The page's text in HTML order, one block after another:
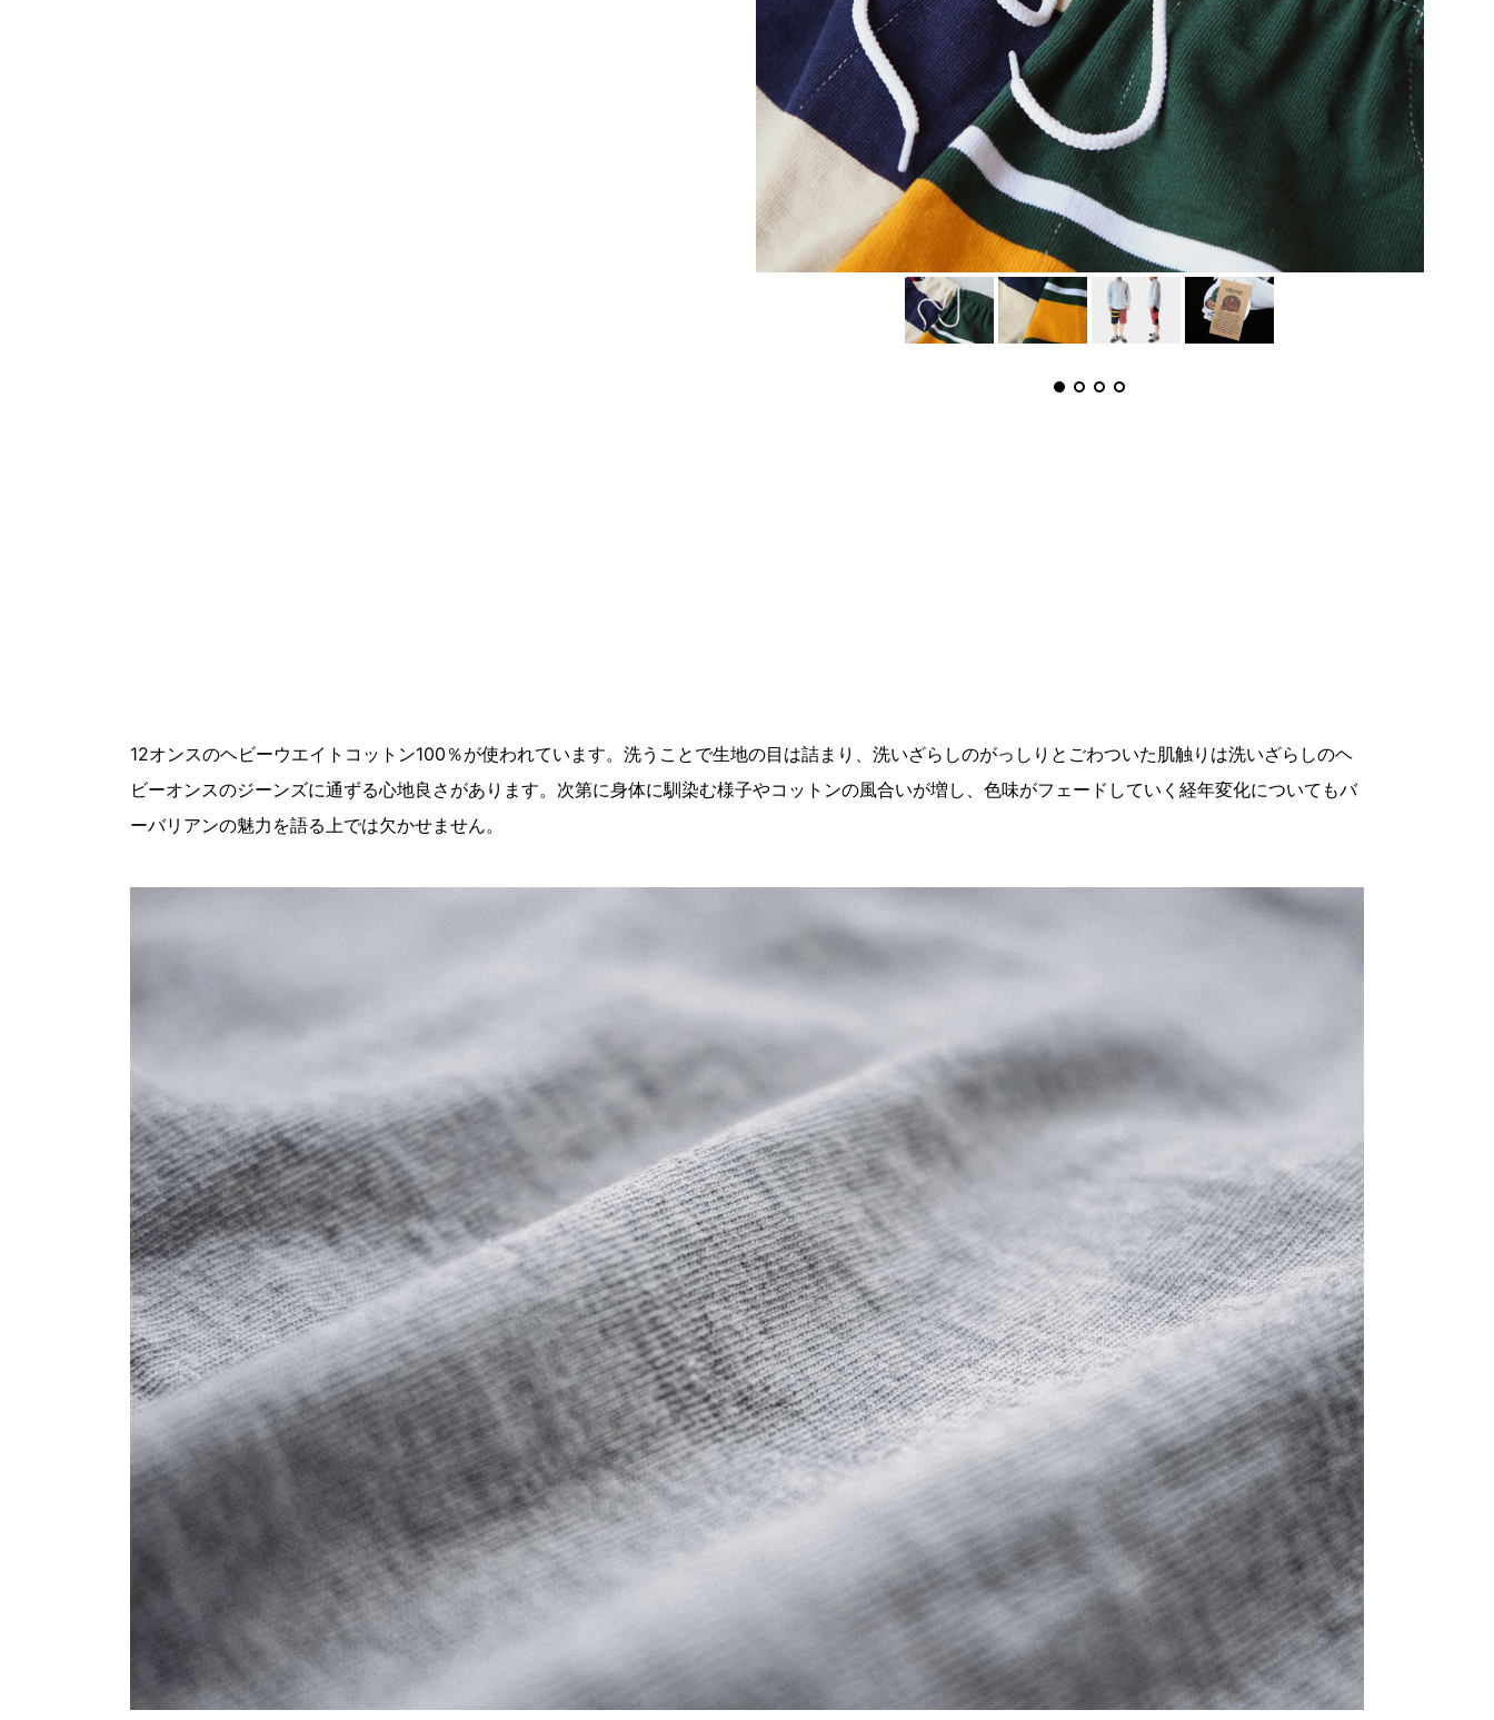
12オンスのヘビーウエイトコットン100％が使われています。洗うことで生地の目は詰まり、洗いざらしのがっしりとごわついた肌触りは洗いざらしのヘ
ビーオンスのジーンズに通ずる心地良さがあります。次第に身体に馴染む様子やコットンの風合いが増し、色味がフェードしていく経年変化についてもバ
ーバリアンの魅力を語る上では欠かせません。